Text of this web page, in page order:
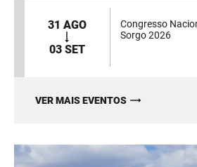
31 AGO
03 SET
Congresso
Sorgo 2026
VER MAIS EVENTOS